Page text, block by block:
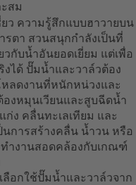
สม
ยว ความรู้สึกแบบฮาวายบน
รตา สวนสนุกกำลังเป็นที่
วกับน้ำอันยอดเยี่ยม แต่เพื่อ
งได้ ปั๊มน้ำและวาล์วต้อง
หลดงานที่หนักหน่วงและ
องหมุนเวียนและสูบฉีดน้ำ
ง คลื่นทะเลเทียม และ
การสร้างคลื่น น้ำวน หรือ
ทำงานสอดคล้องกับเกณฑ์
อกใช้ปั๊มน้ำและวาล์วจาก